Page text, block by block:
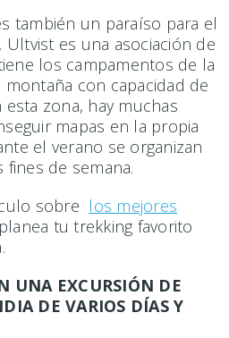
también un paraíso para el
Ultvist es una asociación de
los campamentos de la
con capacidad de
zona, hay muchas
mapas en la propia
el verano se organizan
de semana.
sobre los mejores
tu trekking favorito
UNA EXCURSIÓN DE
DE VARIOS DÍAS Y